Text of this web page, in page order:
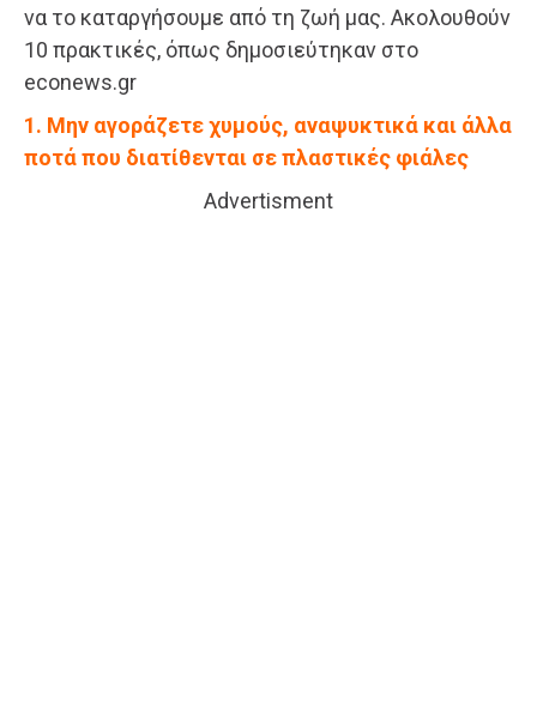
να το καταργήσουμε από τη ζωή μας. Ακολουθούν
10 πρακτικές, όπως δημοσιεύτηκαν στο
econews.gr
1. Μην αγοράζετε χυμούς, αναψυκτικά και άλλα
ποτά που διατίθενται σε πλαστικές φιάλες
Advertisment